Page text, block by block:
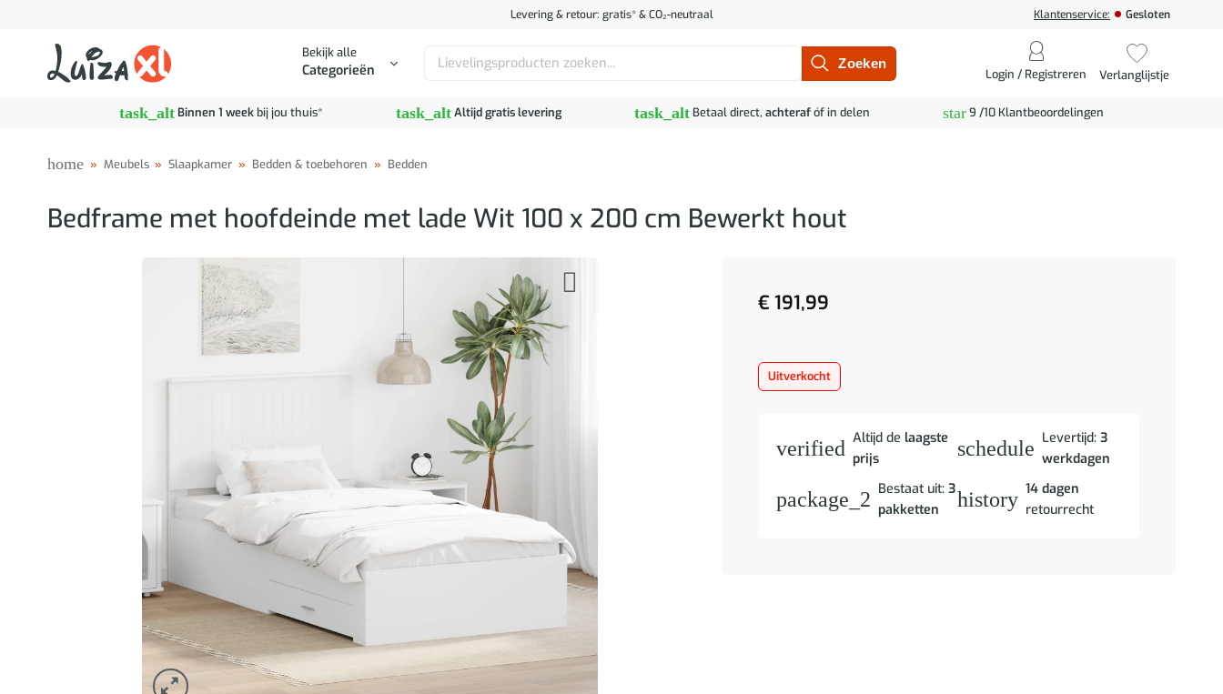
Levering & retour: gratis* & CO₂-neutraal Klantenservice: Gesloten
Bekijk alle
Categorieën
Zoeken
Login / Registreren Verlanglijstje
task_altBinnen 1 weekbij jou thuis* task_altAltijd gratis levering task_alt Betaal direct, achterafóf in delen star9 /10 Klantbeoordelingen
home » Meubels » Slaapkamer » Bedden & toebehoren » Bedden
Bedframe met hoofdeinde met lade Wit 100 x 200 cm Bewerkt hout
€ 191,99
Uitverkocht
verified Altijd de laagste
prijs
schedule Levertijd:3
werkdagen
package_2 Bestaat uit: 3
pakketten
history 14 dagen
retourrecht